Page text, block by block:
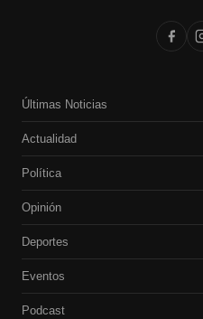
Últimas Noticias
Actualidad
Política
Opinión
Deportes
Eventos
Podcast